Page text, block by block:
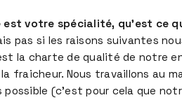
est votre spécialité, qu’est ce
pas si les raisons suivantes
la charte de qualité de notre
la fraicheur. Nous travaillons au
possible (c’est pour cela que